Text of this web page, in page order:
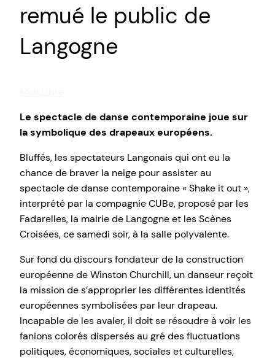
remué le public de
Langogne
Le spectacle de danse contemporaine joue sur
la symbolique des drapeaux européens.
Bluffés, les spectateurs Langonais qui ont eu la
chance de braver la neige pour assister au
spectacle de danse contemporaine « Shake it out »,
interprété par la compagnie CUBe, proposé par les
Fadarelles, la mairie de Langogne et les Scènes
Croisées, ce samedi soir, à la salle polyvalente.
Sur fond du discours fondateur de la construction
européenne de Winston Churchill, un danseur reçoit
la mission de s’approprier les différentes identités
européennes symbolisées par leur drapeau.
Incapable de les avaler, il doit se résoudre à voir les
fanions colorés dispersés au gré des fluctuations
politiques, économiques, sociales et culturelles,